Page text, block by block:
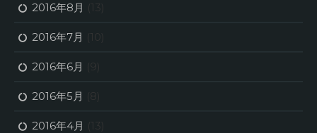
2016年8月 (13)
2016年7月 (10)
2016年6月 (9)
2016年5月 (8)
2016年4月 (13)